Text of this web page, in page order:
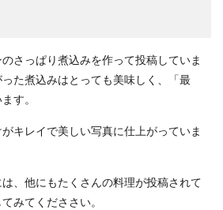
さっぱり煮込みを作って投稿していま
た煮込みはとっても美味しく、「最
す。
キレイで美しい写真に仕上がっていま
、他にもたくさんの料理が投稿されて
みてくだささい。